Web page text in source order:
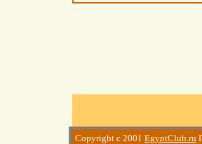
Copyright c 2001 EgyptClub.ru